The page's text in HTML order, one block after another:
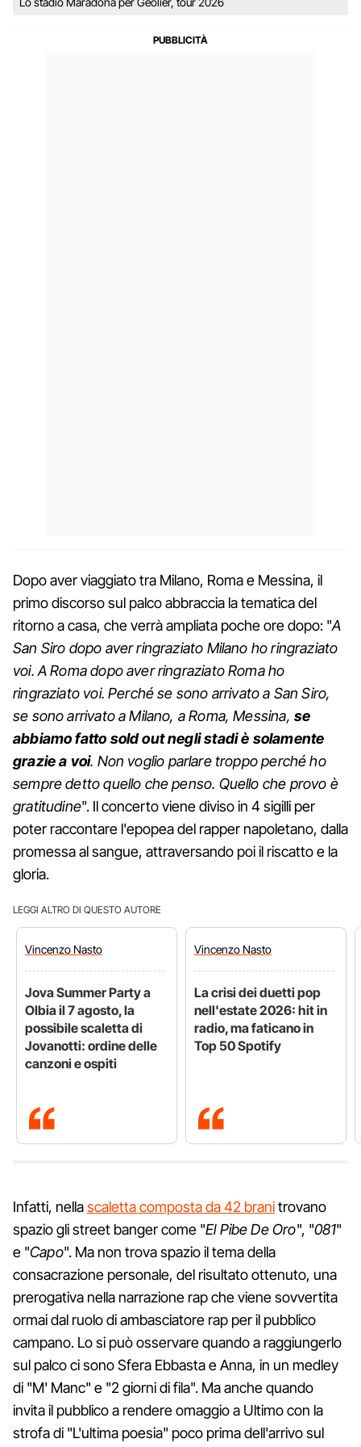
Dopo aver viaggiato tra Milano, Roma e Messina, il
primo discorso sul palco abbraccia la tematica del
ritorno a casa, che verrà ampliata poche ore dopo: "A
San Siro dopo aver ringraziato Milano ho ringraziato
voi. A Roma dopo aver ringraziato Roma ho
ringraziato voi. Perché se sono arrivato a San Siro,
se sono arrivato a Milano, a Roma, Messina, se
abbiamo fatto sold out negli stadi è solamente
grazie a voi. Non voglio parlare troppo perché ho
sempre detto quello che penso. Quello che provo è
gratitudine". Il concerto viene diviso in 4 sigilli per
poter raccontare l'epopea del rapper napoletano, dalla
promessa al sangue, attraversando poi il riscatto e la
gloria.
LEGGI ALTRO DI QUESTO AUTORE
VincenzoNasto
Jova Summer Party a
Olbia il 7 agosto, la
possibile scaletta di
Jovanotti: ordine delle
canzoni e ospiti
VincenzoNasto
La crisi dei duetti pop
nell'estate 2026: hit in
radio, ma faticano in
Top 50 Spotify
Infatti, nellascaletta composta da 42 branitrovano
spazio gli street banger come "El Pibe De Oro", "081"
e "Capo". Ma non trova spazio il tema della
consacrazione personale, del risultato ottenuto, una
prerogativa nella narrazione rap che viene sovvertita
ormai dal ruolo di ambasciatore rap per il pubblico
campano. Lo si può osservare quando a raggiungerlo
sul palco ci sono Sfera Ebbasta e Anna, in un medley
di "M' Manc" e "2 giorni di fila". Ma anche quando
invita il pubblico a rendere omaggio a Ultimo con la
strofa di "L'ultima poesia" poco prima dell'arrivo sul